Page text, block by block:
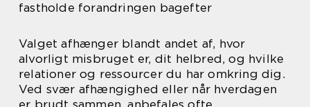
fastholde forandringen bagefter
Valget afhænger blandt andet af, hvor
alvorligt misbruget er, dit helbred, og hvilke
relationer og ressourcer du har omkring dig.
Ved svær afhængighed eller når hverdagen
er brudt sammen, anbefales ofte